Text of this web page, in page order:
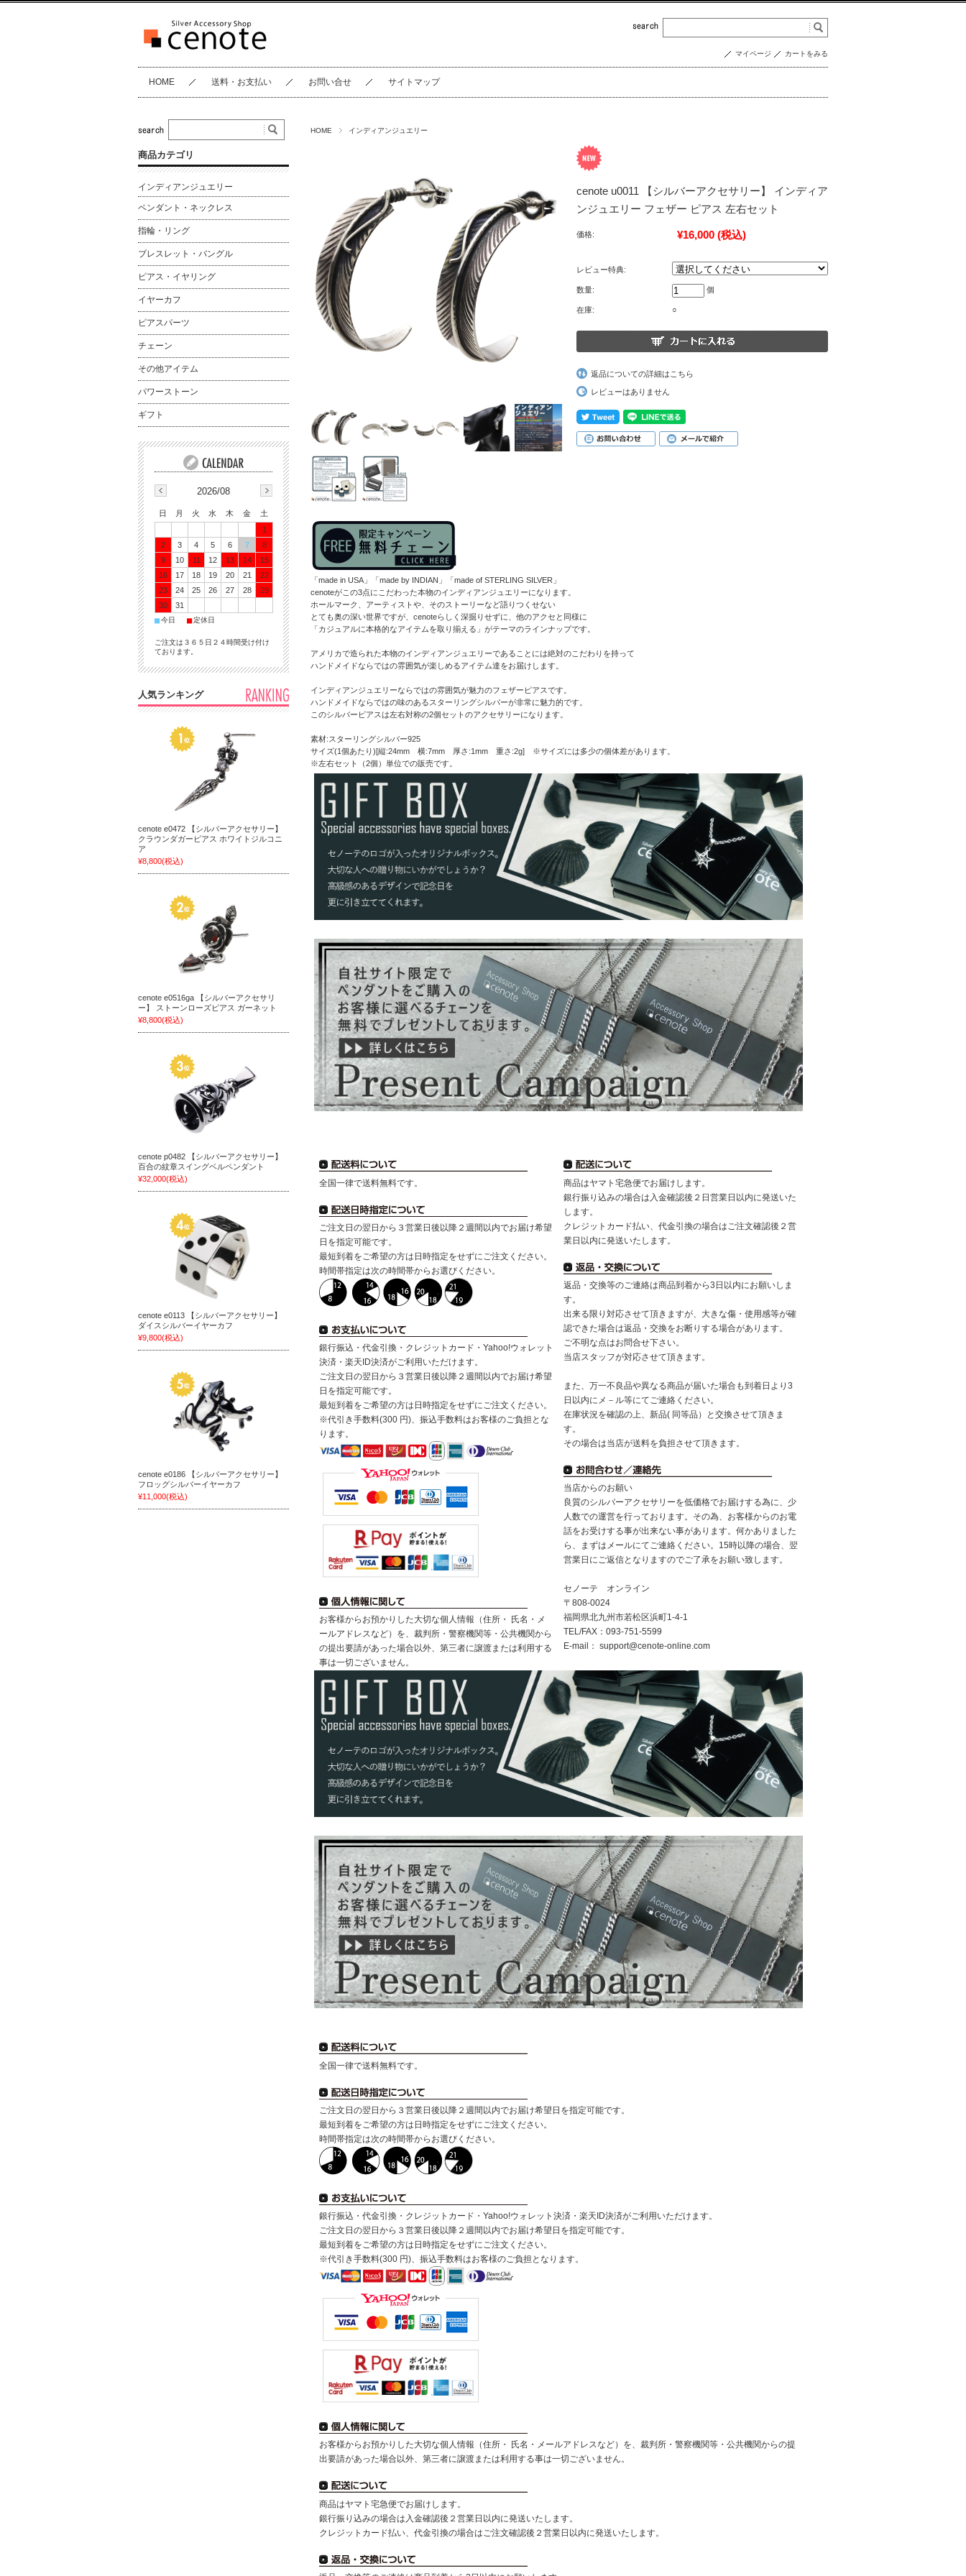
マイページ カートをみる
HOME 送料・お支払い お問い合せ サイトマップ
HOME インディアンジュエリー
cenote u0011 【シルバーアクセサリー】 インディア
ンジュエリー フェザー ピアス 左右セット
価格: ¥16,000 (税込)
レビュー特典:
数量: 個
在庫: ○
返品についての詳細はこちら
レビューはありません
「made in USA」「made by INDIAN」「made of STERLING SILVER」
cenoteがこの3点にこだわった本物のインディアンジュエリーになります。
ホールマーク、アーティストや、そのストーリーなど語りつくせない
とても奥の深い世界ですが、cenoteらしく深掘りせずに、他のアクセと同様に
「カジュアルに本格的なアイテムを取り揃える」がテーマのラインナップです。
アメリカで造られた本物のインディアンジュエリーであることには絶対のこだわりを持って
ハンドメイドならではの雰囲気が楽しめるアイテム達をお届けします。
インディアンジュエリーならではの雰囲気が魅力のフェザーピアスです。
ハンドメイドならではの味のあるスターリングシルバーが非常に魅力的です。
このシルバーピアスは左右対称の2個セットのアクセサリーになります。
素材:スターリングシルバー925
サイズ(1個あたり)[縦:24mm 横:7mm 厚さ:1mm 重さ:2g] ※サイズには多少の個体差があります。
※左右セット（2個）単位での販売です。
全国一律で送料無料です。
ご注文日の翌日から３営業日後以降２週間以内でお届け希望
日を指定可能です。
最短到着をご希望の方は日時指定をせずにご注文ください。
時間帯指定は次の時間帯からお選びください。
銀行振込・代金引換・クレジットカード・Yahoo!ウォレット
決済・楽天ID決済がご利用いただけます。
ご注文日の翌日から３営業日後以降２週間以内でお届け希望
日を指定可能です。
最短到着をご希望の方は日時指定をせずにご注文ください。
※代引き手数料(300 円)、振込手数料はお客様のご負担とな
ります。
お客様からお預かりした大切な個人情報（住所・ 氏名・メ
ールアドレスなど）を、裁判所・警察機関等・公共機関から
の提出要請があった場合以外、第三者に譲渡または利用する
事は一切ございません。
商品はヤマト宅急便でお届けします。
銀行振り込みの場合は入金確認後２日営業日以内に発送いた
します。
クレジットカード払い、代金引換の場合はご注文確認後２営
業日以内に発送いたします。
返品・交換等のご連絡は商品到着から3日以内にお願いしま
す。
出来る限り対応させて頂きますが、大きな傷・使用感等が確
認できた場合は返品・交換をお断りする場合があります。
ご不明な点はお問合せ下さい。
当店スタッフが対応させて頂きます。
また、万一不良品や異なる商品が届いた場合も到着日より3
日以内にメ－ル等にてご連絡ください。
在庫状況を確認の上、新品( 同等品）と交換させて頂きま
す。
その場合は当店が送料を負担させて頂きます。
当店からのお願い
良質のシルバーアクセサリーを低価格でお届けする為に、少
人数での運営を行っております。その為、お客様からのお電
話をお受けする事が出来ない事があります。何かありました
ら、まずはメールにてご連絡ください。15時以降の場合、翌
営業日にご返信となりますのでご了承をお願い致します。
セノーテ オンライン
〒808-0024
福岡県北九州市若松区浜町1-4-1
TEL/FAX：093-751-5599
E-mail： support@cenote-online.com
全国一律で送料無料です。
ご注文日の翌日から３営業日後以降２週間以内でお届け希望日を指定可能です。
最短到着をご希望の方は日時指定をせずにご注文ください。
時間帯指定は次の時間帯からお選びください。
銀行振込・代金引換・クレジットカード・Yahoo!ウォレット決済・楽天ID決済がご利用いただけます。
ご注文日の翌日から３営業日後以降２週間以内でお届け希望日を指定可能です。
最短到着をご希望の方は日時指定をせずにご注文ください。
※代引き手数料(300 円)、振込手数料はお客様のご負担となります。
お客様からお預かりした大切な個人情報（住所・ 氏名・メールアドレスなど）を、裁判所・警察機関等・公共機関からの提
出要請があった場合以外、第三者に譲渡または利用する事は一切ございません。
商品はヤマト宅急便でお届けします。
銀行振り込みの場合は入金確認後２営業日以内に発送いたします。
クレジットカード払い、代金引換の場合はご注文確認後２営業日以内に発送いたします。
商品カテゴリ
インディアンジュエリー
ペンダント・ネックレス
指輪・リング
ブレスレット・バングル
ピアス・イヤリング
イヤーカフ
ピアスパーツ
チェーン
その他アイテム
パワーストーン
ギフト
2026/08
日 月 火 水 木 金
土
1
2
3 4 5 6 7
8
9
10 11 12 13 14
15
16
17 18 19 20 21
22
23
24 25 26 27 28
29
30
31
■今日 ■定休日
ご注文は３６５日２４時間受け付け
ております。
人気ランキング
cenote e0472 【シルバーアクセサリー】
クラウンダガーピアス ホワイトジルコニ
ア
¥8,800(税込)
cenote e0516ga 【シルバーアクセサリ
ー】 ストーンローズピアス ガーネット
¥8,800(税込)
cenote p0482 【シルバーアクセサリー】
百合の紋章スイングベルペンダント
¥32,000(税込)
cenote e0113 【シルバーアクセサリー】
ダイスシルバーイヤーカフ
¥9,800(税込)
cenote e0186 【シルバーアクセサリー】
フロッグシルバーイヤーカフ
¥11,000(税込)